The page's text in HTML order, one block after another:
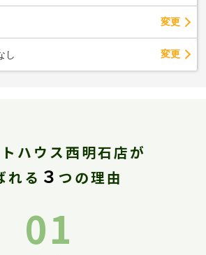
変更
し 変更
ハウス西明石店が
れる ３ つの理由
01